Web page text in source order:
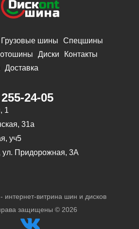
Грузовые шины
Спецшины
Диски
Контакты
Доставка
24-05
1
31а
уч5
ул. Придорожная, 3А
интернет-витрина шин и дисков
защищены © 2026